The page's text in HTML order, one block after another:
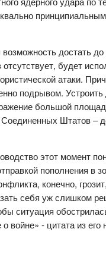
достать
будет
атаки.
подрывом. Устроить
большой
Соединенных Штатов –
этот момент
пополнения в
конечно,
себя уж слишком
ситуация
войне» - цитата из его